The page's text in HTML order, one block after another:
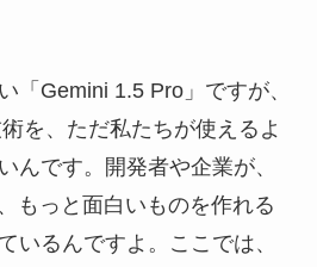
「Gemini 1.5 Pro」ですが、
を、ただ私たちが使えるよ
んです。開発者や企業が、
もっと面白いものを作れる
いるんですよ。ここでは、